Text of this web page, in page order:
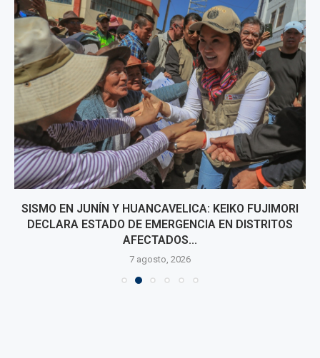
SISMO EN JUNÍN Y HUANCAVELICA: KEIKO FUJIMORI
DECLARA ESTADO DE EMERGENCIA EN DISTRITOS
AFECTADOS...
7 agosto, 2026